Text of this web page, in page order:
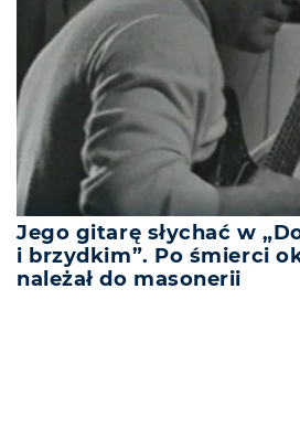
Jego gitarę słychać w
i brzydkim”. Po śmierci
należał do masonerii